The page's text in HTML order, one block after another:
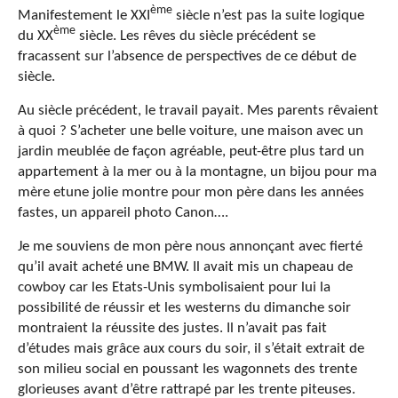
Manifestement le XXI ème siècle n’est pas la suite logique
du XXème siècle. Les rêves du siècle précédent se
fracassent sur l’absence de perspectives de ce début de
siècle.
Au siècle précédent, le travail payait. Mes parents rêvaient
à quoi ? S’acheter une belle voiture, une maison avec un
jardin meublée de façon agréable, peut-être plus tard un
appartement à la mer ou à la montagne, un bijou pour ma
mère etune jolie montre pour mon père dans les années
fastes, un appareil photo Canon….
Je me souviens de mon père nous annonçant avec fierté
qu’il avait acheté une BMW. Il avait mis un chapeau de
cowboy car les Etats-Unis symbolisaient pour lui la
possibilité de réussir et les westerns du dimanche soir
montraient la réussite des justes. Il n’avait pas fait
d’études mais grâce aux cours du soir, il s’était extrait de
son milieu social en poussant les wagonnets des trente
glorieuses avant d’être rattrapé par les trente piteuses.